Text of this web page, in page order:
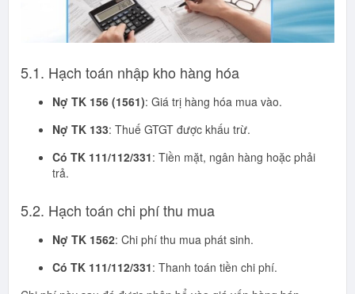
5.1. Hạch toán nhập kho hàng hóa
Nợ TK 156 (1561): Giá trị hàng hóa mua vào.
Nợ TK 133: Thuế GTGT được khấu trừ.
Có TK 111/112/331: Tiền mặt, ngân hàng hoặc phải
trả.
5.2. Hạch toán chi phí thu mua
Nợ TK 1562: Chi phí thu mua phát sinh.
Có TK 111/112/331: Thanh toán tiền chi phí.